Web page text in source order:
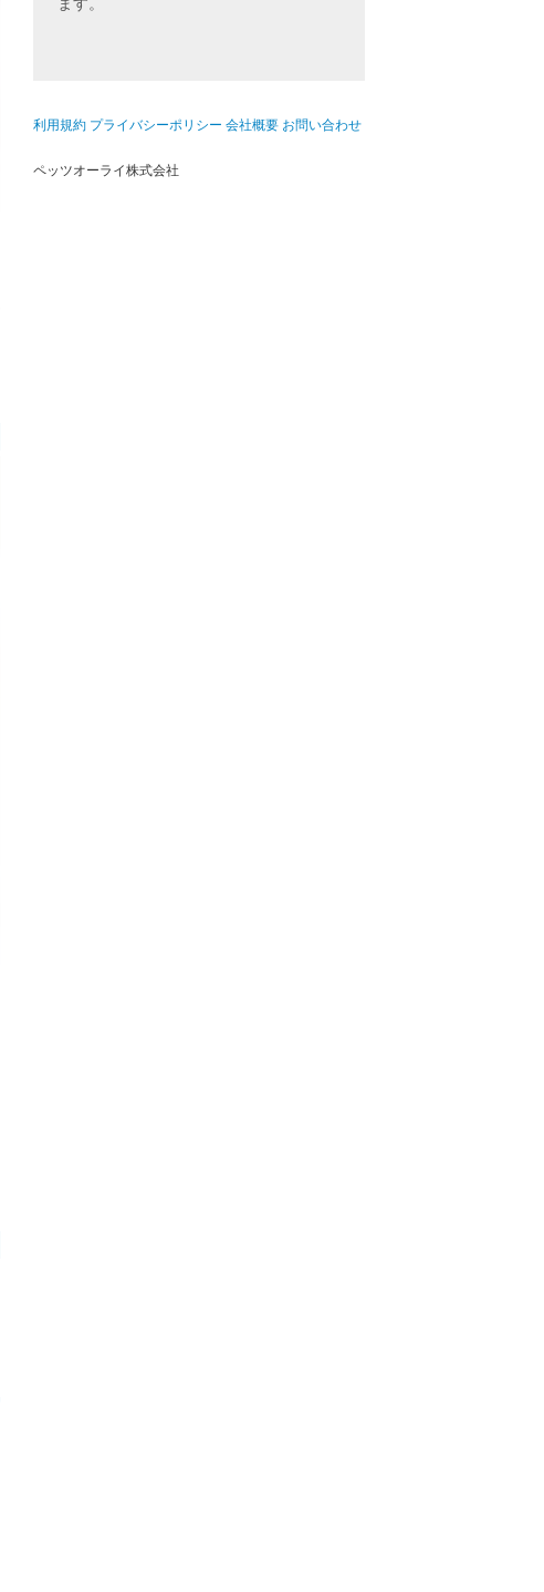
ます。
利用規約 プライバシーポリシー 会社概要 お問い合わせ
ペッツオーライ株式会社